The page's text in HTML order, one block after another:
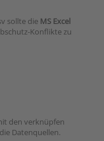
sollte die MS Excel
Konflikte zu
den verknüpfen
Datenquellen.